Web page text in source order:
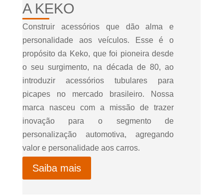
A KEKO
Construir acessórios que dão alma e
personalidade aos veículos. Esse é o
propósito da Keko, que foi pioneira desde
o seu surgimento, na década de 80, ao
introduzir acessórios tubulares para
picapes no mercado brasileiro. Nossa
marca nasceu com a missão de trazer
inovação para o segmento de
personalização automotiva, agregando
valor e personalidade aos carros.
Saiba mais